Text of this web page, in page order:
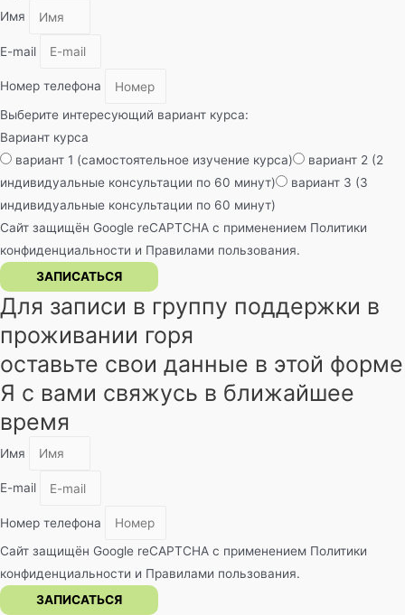
Имя
E-mail
Номер телефона
Выберите интересующий вариант курса:
Вариант курса
вариант 1 (самостоятельное изучение курса)
вариант 2 (2
индивидуальные консультации по 60 минут)
вариант 3 (3
индивидуальные консультации по 60 минут)
Сайт защищён Google reCAPTCHA с применением Политики
конфиденциальности и Правилами пользования.
ЗАПИСАТЬСЯ
Для записи в группу поддержки в
проживании горя
оставьте свои данные в этой форме
Я с вами свяжусь в ближайшее
время
Имя
E-mail
Номер телефона
Сайт защищён Google reCAPTCHA с применением Политики
конфиденциальности и Правилами пользования.
ЗАПИСАТЬСЯ